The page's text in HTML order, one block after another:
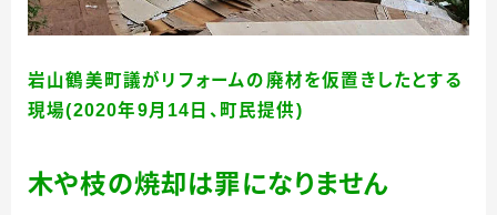
岩山鶴美町議がリフォームの廃材を仮置きしたとする
現場(2020年9月14日、町民提供)
木や枝の焼却は罪になりません